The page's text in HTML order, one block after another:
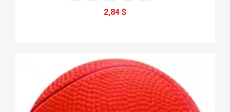
2,84 $